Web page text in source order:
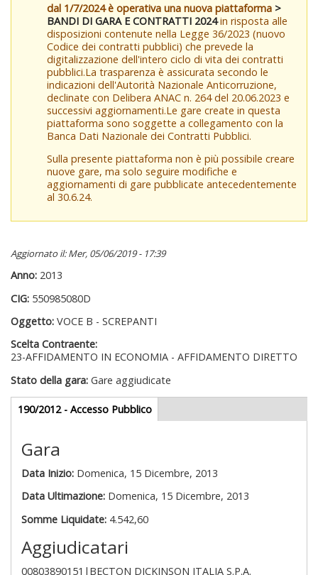
dal 1/7/2024 è operativa una nuova piattaforma >
BANDI DI GARA E CONTRATTI 2024in risposta alle
disposizioni contenute nella Legge 36/2023 (nuovo
Codice dei contratti pubblici) che prevede la
digitalizzazione dell'intero ciclo di vita dei contratti
pubblici.La trasparenza è assicurata secondo le
indicazioni dell'Autorità Nazionale Anticorruzione,
declinate con Delibera ANAC n. 264 del 20.06.2023 e
successivi aggiornamenti.Le gare create in questa
piattaforma sono soggette a collegamento con la
Banca Dati Nazionale dei Contratti Pubblici.
Sulla presente piattaforma non è più possibile creare
nuove gare, ma solo seguire modifiche e
aggiornamenti di gare pubblicate antecedentemente
al 30.6.24.
Aggiornato il: Mer, 05/06/2019 - 17:39
Anno: 2013
CIG: 550985080D
Oggetto: VOCE B - SCREPANTI
Scelta Contraente:
23-AFFIDAMENTO IN ECONOMIA - AFFIDAMENTO DIRETTO
Stato della gara: Gare aggiudicate
Gare appalti
190/2012 - Accesso Pubblico(scheda
attiva)
Gara
Data Inizio: Domenica, 15 Dicembre, 2013
Data Ultimazione: Domenica, 15 Dicembre, 2013
Somme Liquidate: 4.542,60
Aggiudicatari
00803890151|BECTON DICKINSON ITALIA S.P.A.